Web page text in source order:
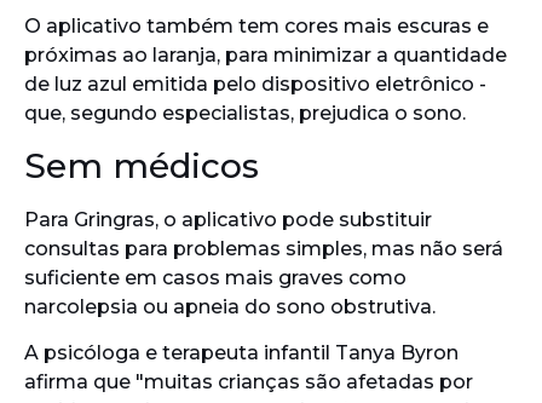
O aplicativo também tem cores mais escuras e
próximas ao laranja, para minimizar a quantidade
de luz azul emitida pelo dispositivo eletrônico -
que, segundo especialistas, prejudica o sono.
Sem médicos
Para Gringras, o aplicativo pode substituir
consultas para problemas simples, mas não será
suficiente em casos mais graves como
narcolepsia ou apneia do sono obstrutiva.
A psicóloga e terapeuta infantil Tanya Byron
afirma que "muitas crianças são afetadas por